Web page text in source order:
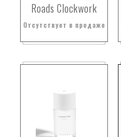
Roads Clockwork
Отсутствует в продаже